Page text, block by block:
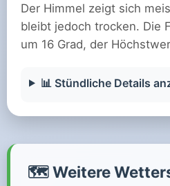
Der Himmel zeigt sich
bleibt jedoch trocken. Die
um 16 Grad, der
📊 Stündliche Details
🗺️ Weitere